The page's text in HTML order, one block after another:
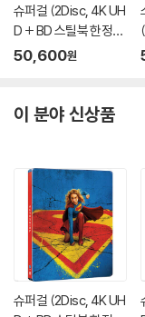
슈퍼걸 (2Disc, 4K UH
D + BD 스틸북 한정
판) (펀치) : 블루레이
50,600원
이 분야 신상품
슈퍼걸 (2Disc, 4K UH